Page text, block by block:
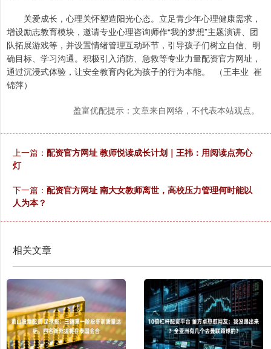
关爱成长，心理关怀塑造阳光心态。立足青少年心理健康需求，
增设励志教育模块，邀请专业心理咨询师作“我的梦想”主题演讲、团
队拓展游戏等，并设置情绪管理互动环节，引导孩子们树立自信、明
确目标、学习沟通。积极引入消防、急救等专业力量配资官方网址，
通过沉浸式体验，让安全教育内化为孩子的行为本能。 （王丰业 崔
锦萍）
盈富优配提示：文章来自网络，不代表本站观点。
上一篇： 配资官方网址 教师悦读成长计划｜王祎：用阅读点亮心
灯
下一篇： 配资官方网址 南大女教师离世，高校压力管理何时能以
人为本？
相关文章